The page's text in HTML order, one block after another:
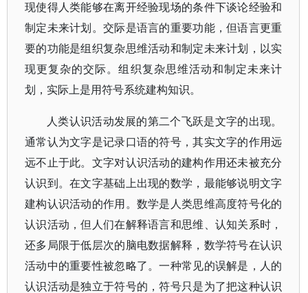
现使得人类能够在离开经验现场的条件下谈论经验和
制定未来计划。交际是语言的重要功能，但语言更重
要的功能是组织复杂思维活动和制定未来计划，以实
现更复杂的交际。组织复杂思维活动和制定未来计
划，实际上是用符号系统建构知识。
人类认识活动发展的第二个飞跃是文字的出现。
通常认为文字是记录口语的符号，其实文字的作用远
远不止于此。文字对认识活动的建构作用还未被充分
认识到。在文字基础上出现的数学，最能够说明文字
建构认识活动的作用。数学是人类思维高度符号化的
认识活动，但人们在解释语言和思维、认知关系时，
还多局限于低层次的脑电数据解释，数学符号在认识
活动中的重要性被忽略了。一种常见的误解是，人的
认识活动是独立于符号的，符号只是为了把这种认识